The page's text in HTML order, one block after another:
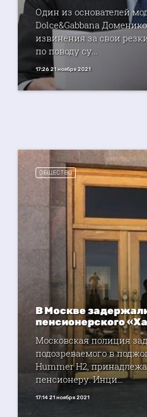
Один из основателей
Dolce&Gabbana
извинения за свои
по поводу су...
17:26 21 ноября 2021
ОБЩЕСТВО
В Москве
пенсионерского
Московская полиция
подозреваемого в
Hummer H2,
пенсионеру. Инци...
17:14 21 ноября 2021